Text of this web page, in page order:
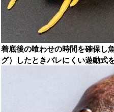
着底後の喰わせの時間を確保し
グ）したときバレにくい遊動式